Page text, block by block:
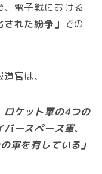
電子戦における
された紛争」 での
官は、
ロケット軍の4つの
ースペース軍、
軍を有している」